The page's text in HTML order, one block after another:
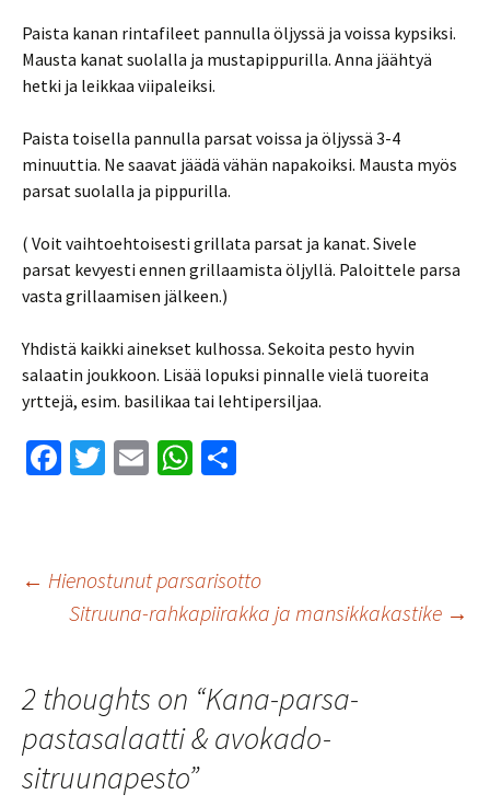
Paista kanan rintafileet pannulla öljyssä ja voissa kypsiksi.
Mausta kanat suolalla ja mustapippurilla. Anna jäähtyä
hetki ja leikkaa viipaleiksi.
Paista toisella pannulla parsat voissa ja öljyssä 3-4
minuuttia. Ne saavat jäädä vähän napakoiksi. Mausta myös
parsat suolalla ja pippurilla.
( Voit vaihtoehtoisesti grillata parsat ja kanat. Sivele
parsat kevyesti ennen grillaamista öljyllä. Paloittele parsa
vasta grillaamisen jälkeen.)
Yhdistä kaikki ainekset kulhossa. Sekoita pesto hyvin
salaatin joukkoon. Lisää lopuksi pinnalle vielä tuoreita
yrttejä, esim. basilikaa tai lehtipersiljaa.
Fa
o
o
k
T
er
E
l
W
sA
p
p
e
Artikkelien
← Hienostunut parsarisotto
Sitruuna-rahkapiirakka ja mansikkakastike →
2 thoughts on “Kana-parsa-
pastasalaatti & avokado-
sitruunapesto”